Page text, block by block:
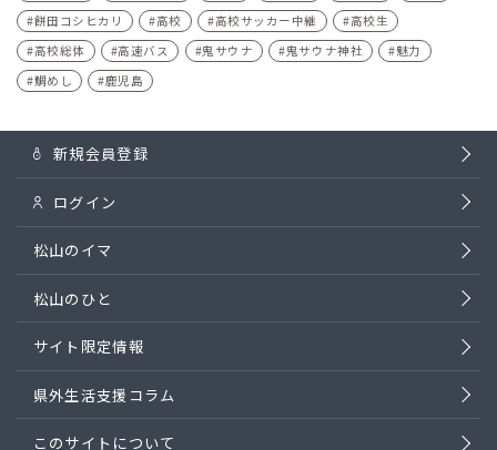
餅田コシヒカリ
高校 高校サッカー中継
高校生
高校総体
高速バス 鬼サウナ 鬼サウナ神社
魅力
鯛めし
鹿児島
新規会員登録
ログイン
松山のイマ
松山のひと
サイト限定情報
県外生活支援コラム
このサイトについて